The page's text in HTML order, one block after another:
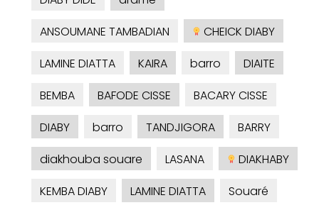
ANSOUMANE TAMBADIAN
CHEICK DIABY
LAMINE DIATTA
KAIRA barro
DIAITE
BEMBA
BAFODE CISSE
BACARY CISSE
DIABY
barro TANDJIGORA
BARRY
diakhouba souare
LASANA
DIAKHABY
KEMBA DIABY
LAMINE DIATTA
Souaré